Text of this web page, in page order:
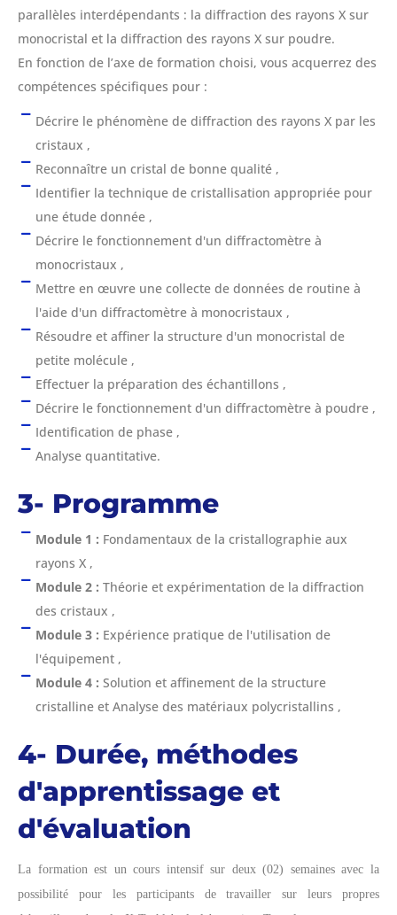
parallèles interdépendants : la diffraction des rayons X sur
monocristal et la diffraction des rayons X sur poudre.
En fonction de l’axe de formation choisi, vous acquerrez des
compétences spécifiques pour :
Décrire le phénomène de diffraction des rayons X par les
cristaux ,
Reconnaître un cristal de bonne qualité ,
Identifier la technique de cristallisation appropriée pour
une étude donnée ,
Décrire le fonctionnement d'un diffractomètre à
monocristaux ,
Mettre en œuvre une collecte de données de routine à
l'aide d'un diffractomètre à monocristaux ,
Résoudre et affiner la structure d'un monocristal de
petite molécule ,
Effectuer la préparation des échantillons ,
Décrire le fonctionnement d'un diffractomètre à poudre ,
Identification de phase ,
Analyse quantitative.
3- Programme
Module 1 : Fondamentaux de la cristallographie aux
rayons X ,
Module 2 : Théorie et expérimentation de la diffraction
des cristaux ,
Module 3 : Expérience pratique de l'utilisation de
l'équipement ,
Module 4 : Solution et affinement de la structure
cristalline et Analyse des matériaux polycristallins ,
4- Durée, méthodes
d'apprentissage et
d'évaluation
La formation est un cours intensif sur deux (02) semaines avec la
possibilité pour les participants de travailler sur leurs propres